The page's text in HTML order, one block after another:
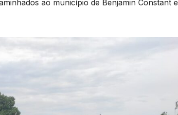
ao município de Benjamin Constant e